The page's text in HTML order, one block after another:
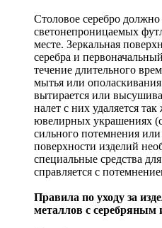
Столовое серебро должно
светонепроницаемых
месте. Зеркальная
серебра и
течение длительного
мытья или
вытирается или
налет с них удаляется
ювелирных украшениях
сильного потемнения или
поверхности изделий
специальные средства
справляется с
Правила по уходу за
металлов с